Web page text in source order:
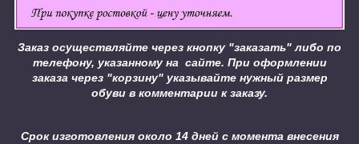
Заказ осуществляйте через кнопку "заказать" либо по
телефону, указанному на сайте. При оформлении
заказа через "корзину" указывайте нужный размер
обуви в комментарии к заказу.
Срок изготовления около 14 дней с момента внесения